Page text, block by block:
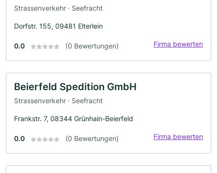
Strassenverkehr · Seefracht
Dorfstr. 155, 09481 Elterlein
0.0 (0 Bewertungen) Firma bewerten
Beierfeld Spedition GmbH
Strassenverkehr · Seefracht
Frankstr. 7, 08344 Grünhain-Beierfeld
0.0 (0 Bewertungen) Firma bewerten